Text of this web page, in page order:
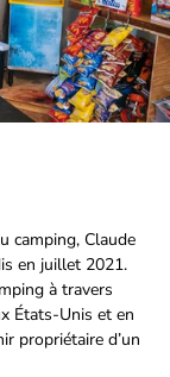
camping, Claude
en juillet 2021.
à travers
États-Unis et en
propriétaire d’un